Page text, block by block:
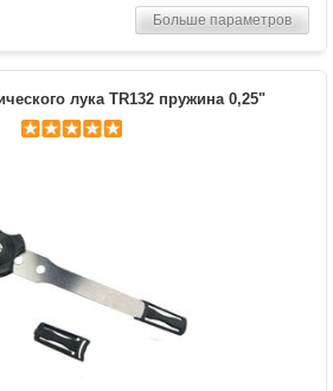
Больше параметров
лука TR132 пружина 0,25"